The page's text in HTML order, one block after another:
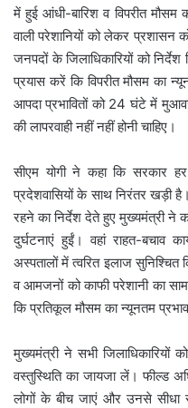
में हुई आंधी-बारिश व विपरीत मौसम
वाली परेशानियों को लेकर प्रशासन
जनपदों के जिलाधिकारियों को
प्रयास करें कि विपरीत मौसम का
आपदा प्रभावितों को 24 घंटे में
की लापरवाही नहीं नहीं होनी चाहिए।
सीएम योगी ने कहा कि सरकार
प्रदेशवासियों के साथ निरंतर खड़ी
रहने का निर्देश देते हुए मुख्यमंत्री ने
दुर्घटनाएं हुईं। वहां राहत-बचाव
अस्पतालों में त्वरित इलाज
व आमजनों को काफी परेशानी का
कि प्रतिकूल मौसम का न्यूनतम
मुख्यमंत्री ने सभी जिलाधिकारियों
वस्तुस्थिति का जायजा लें। फील्ड
लोगों के बीच जाएं और उनसे सीधा